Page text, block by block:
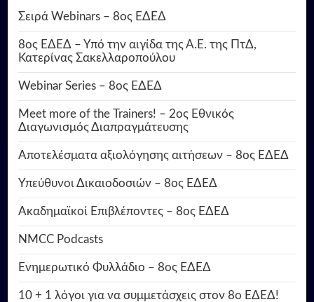
Σειρά Webinars – 8ος ΕΔΕΔ
8ος ΕΔΕΔ – Υπό την αιγίδα της Α.Ε. της ΠτΔ,
Κατερίνας Σακελλαροπούλου
Webinar Series – 8ος ΕΔΕΔ
Meet more of the Trainers! – 2ος Εθνικός
Διαγωνισμός Διαπραγμάτευσης
Αποτελέσματα αξιολόγησης αιτήσεων – 8ος ΕΔΕΔ
Υπεύθυνοι Δικαιοδοσιών – 8ος ΕΔΕΔ
Ακαδημαϊκοί Επιβλέποντες – 8ος ΕΔΕΔ
NMCC Podcasts
Ενημερωτικό Φυλλάδιο – 8ος ΕΔΕΔ
10 + 1 λόγοι για να συμμετάσχεις στον 8ο ΕΔΕΔ!